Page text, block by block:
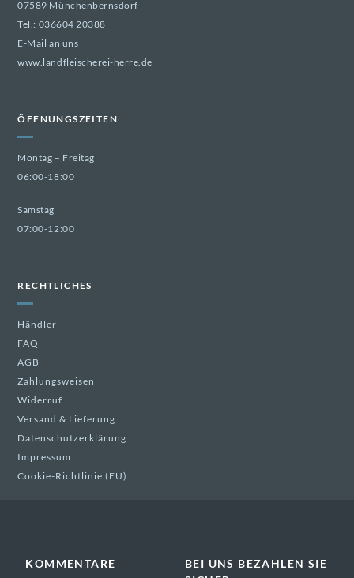
07589 Münchenbernsdorf
Tel.: 036604 20388
E-Mail an uns
www.landfleischerei-herre.de
ÖFFNUNGSZEITEN
Montag – Freitag
06:00-18:00
Samstag
07:00-12:00
RECHTLICHES
Händler
FAQ
AGB
Zahlungsweisen
Widerruf
Versand & Lieferung
Datenschutzerklärung
Impressum
Cookie-Richtlinie (EU)
KOMMENTARE
BEI UNS BEZAHLEN SIE